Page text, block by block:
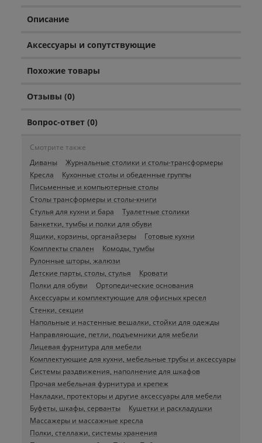
Описание
Аксессуары и сопутствующие
Похожие товары
Отзывы (0)
Вопрос-ответ (0)
Смотрите также
Диваны
Журнальные столики и столы-трансформеры
Кресла
Кухонные столы и обеденные группы
Письменные и компьютерные столы
Столы трансформеры и столы-книги
Стулья для кухни и бара
Туалетные столики
Банкетки, тумбы и полки для обуви
Ящики, корзины, органайзеры
Готовые кухни
Комплекты спален
Комоды, тумбы
Рулонные шторы, жалюзи
Детские парты, столы, стулья
Кровати
Полки для обуви
Ортопедические основания
Аксессуары и комплектующие для офисных кресел
Стенки, секции
Напольные и настенные вешалки, стойки для одежды
Направляющие, петли, подъемники для мебели
Лицевая фурнитура для мебели
Комплектующие для кухни, мебельные трубы и аксессуары
Системы раздвижения, наполнение для шкафов
Прочая мебельная фурнитура и крепеж
Накладки, протекторы и другие аксессуары для мебели
Буфеты, шкафы, серванты
Кушетки и раскладушки
Массажеры и массажные кресла
Полки, стеллажи, системы хранения